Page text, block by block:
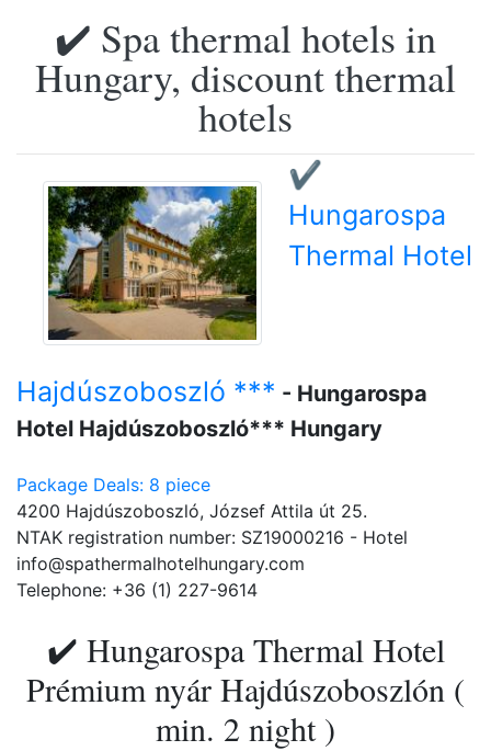
✔️ Spa thermal hotels in
Hungary, discount thermal
hotels
✔️
Hungarospa
Thermal Hotel
Hajdúszoboszló *** - Hungarospa
Hotel Hajdúszoboszló*** Hungary
Package Deals: 8 piece
4200 Hajdúszoboszló, József Attila út 25.
NTAK registration number: SZ19000216 - Hotel
info@spathermalhotelhungary.com
Telephone: +36 (1) 227-9614
✔️ Hungarospa Thermal Hotel
Prémium nyár Hajdúszoboszlón (
min. 2 night )